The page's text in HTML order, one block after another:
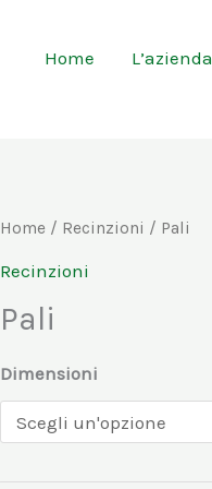
Home L’azienda
Home / Recinzioni / Pali
Recinzioni
Pali
Dimensioni
Pali
quantità